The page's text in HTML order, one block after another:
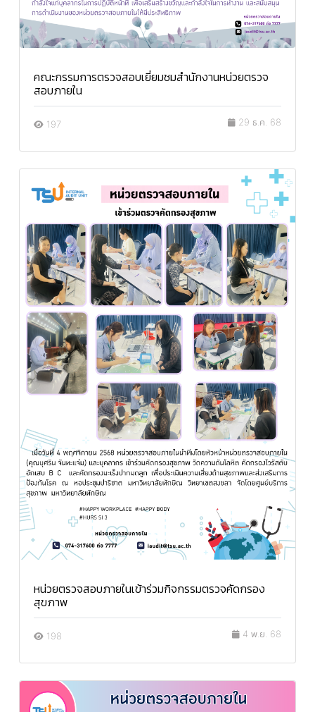
คณะกรรมการตรวจสอบเยี่ยมชมสำนักงานหน่วยตรวจ
สอบภายใน
197 29 ธ.ค. 68
หน่วยตรวจสอบภายในเข้าร่วมกิจกรรมตรวจคัดกรอง
สุขภาพ
198 4 พ.ย. 68